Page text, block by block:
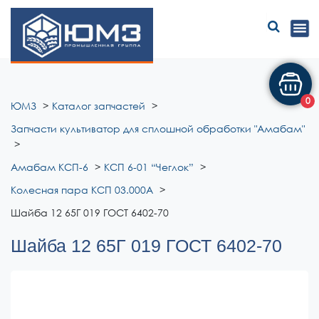
ЮМЗ
ЮМЗ
Каталог запчастей
Запчасти культиватор для сплошной обработки "Амабам"
Амабам КСП-6
КСП 6-01 “Чеглок”
Колесная пара КСП 03.000А
Шайба 12 65Г 019 ГОСТ 6402-70
Шайба 12 65Г 019 ГОСТ 6402-70
0